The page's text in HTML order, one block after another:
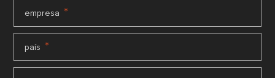
empresa *
país *